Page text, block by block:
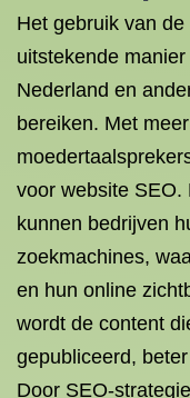
Het gebruik van
uitstekende
Nederland en
bereiken. Met
voor website SEO.
kunnen bedrijven
zoekmachines,
en hun online
wordt de content
gepubliceerd,
Door SEO-